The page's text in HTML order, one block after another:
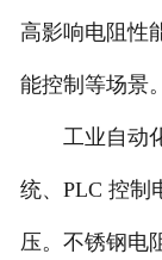
高影响电阻性
能控制等场景。
工业自动化
统、PLC 控制
压。不锈钢电